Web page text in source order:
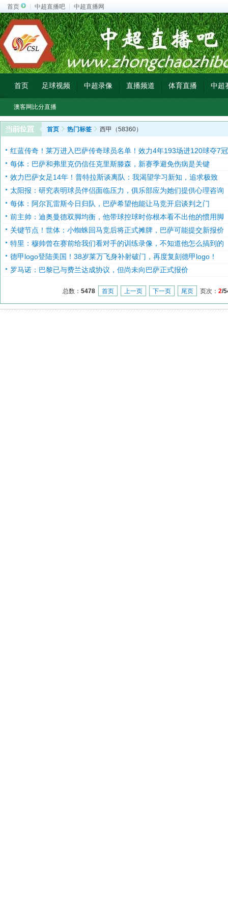
首页 中超直播吧 中超直播网
首页 足球视频 中超录像 直播频道 体育直播 中超
澳客网比分直播
首页 热门标签 西甲（58360）
红蓝传奇！莱万进入巴萨传奇球员名单！效力4年193场进120球夺7冠
每体：巴萨和弗里克仍信任克里斯滕森，新赛季避免伤病是关键
效力巴萨女足14年！普特拉斯谈离队：我渴望学习新知，追求极致
太阳报：研究表明球员伴侣面临压力，俱乐部应为她们提供心理咨询
每体：阿尔瓦雷斯今日归队，巴萨希望他能让马竞开启谈判之门
前主帅：迪奥曼德双脚均衡，他带球控球时你根本看不出他的惯用脚
关键节点！世体：小蜘蛛回马竞后将正式摊牌，巴萨可能提交新报价
特里：穆帅曾在赛前给我们看对手的训练录像，不知道他怎么搞到的
德甲logo登陆美国！38岁莱万飞身补射破门，再度复刻德甲logo！
罗马诺：巴黎已与费兰达成协议，但尚未向巴萨正式报价
总数： 5478 首页 上一页 下一页 尾页 页次： 2/